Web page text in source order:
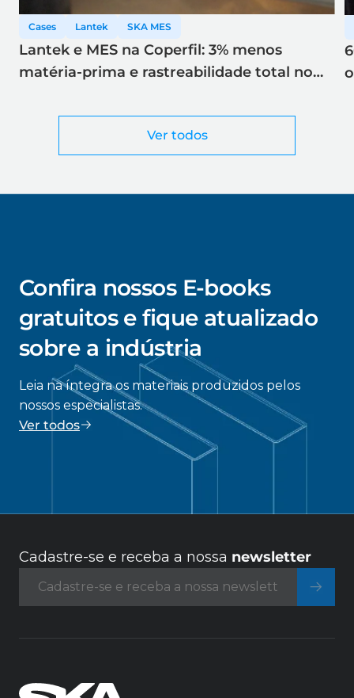
Ver todos
Cases Lantek SKA MES
Lantek e MES na Coperfil: 3% menos
matéria-prima e rastreabilidade total no
Confira nossos E-books
gratuitos e fique atualizado
sobre a indústria
Leia na íntegra os materiais produzidos pelos
nossos especialistas.
Ver todos
Cadastre-se e receba a nossa newsletter